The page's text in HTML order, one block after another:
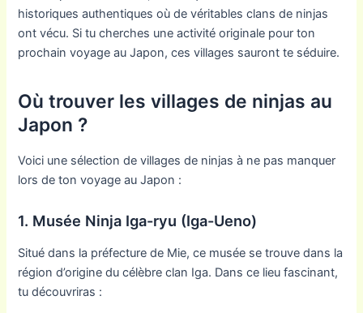
historiques authentiques où de véritables clans de ninjas
ont vécu. Si tu cherches une activité originale pour ton
prochain voyage au Japon, ces villages sauront te séduire.
Où trouver les villages de ninjas au
Japon ?
Voici une sélection de villages de ninjas à ne pas manquer
lors de ton voyage au Japon :
1. Musée Ninja Iga-ryu (Iga-Ueno)
Situé dans la préfecture de Mie, ce musée se trouve dans la
région d’origine du célèbre clan Iga. Dans ce lieu fascinant,
tu découvriras :